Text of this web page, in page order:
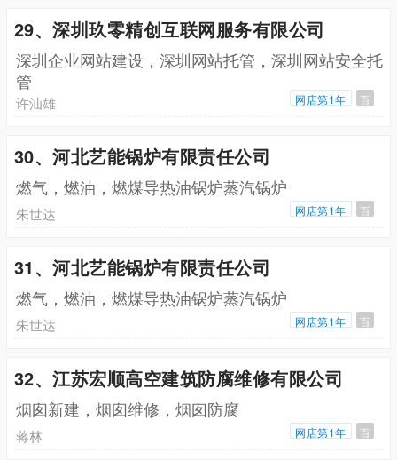
29、深圳玖零精创互联网服务有限公司
深圳企业网站建设，深圳网站托管，深圳网站安全托
管
许汕雄 网店第1年 百
30、河北艺能锅炉有限责任公司
燃气，燃油，燃煤导热油锅炉蒸汽锅炉
朱世达 网店第1年 百
31、河北艺能锅炉有限责任公司
燃气，燃油，燃煤导热油锅炉蒸汽锅炉
朱世达 网店第1年 百
32、江苏宏顺高空建筑防腐维修有限公司
烟囱新建，烟囱维修，烟囱防腐
蒋林 网店第1年 百